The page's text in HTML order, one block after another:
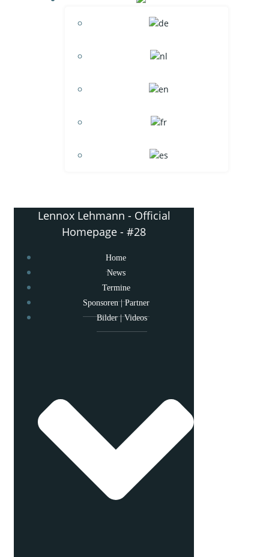
Lennox Lehmann - Official
Homepage - #28
Home
News
Termine
Sponsoren | Partner
Bilder | Videos